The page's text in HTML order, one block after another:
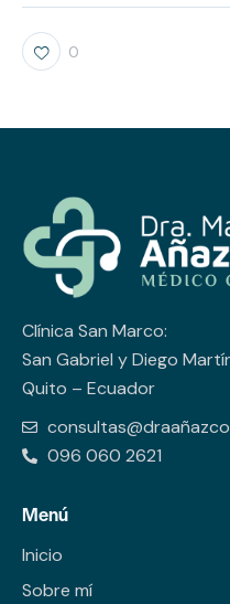
0
Clínica San Marco:
San Gabriel y Diego
Quito – Ecuador
096 060 2621
Menú
Inicio
Sobre mí